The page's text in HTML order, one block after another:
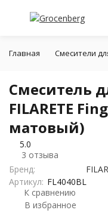
Главная Смесители
Cмеситель
FILARETE
матовый)
5.0
3 отзыва
Бренд:
Артикул: FL4040BL
К сравнению
В избранное